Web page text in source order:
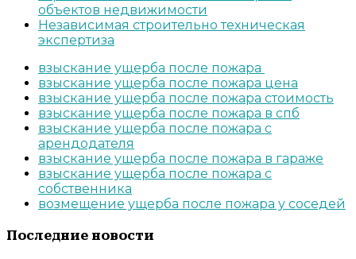
объектов недвижимости
Независимая строительно техническая
экспертиза
взыскание ущерба после пожара
взыскание ущерба после пожара цена
взыскание ущерба после пожара стоимость
взыскание ущерба после пожара в спб
взыскание ущерба после пожара с
арендодателя
взыскание ущерба после пожара в гараже
взыскание ущерба после пожара с
собственника
возмещение ущерба после пожара у соседей
Последние новости